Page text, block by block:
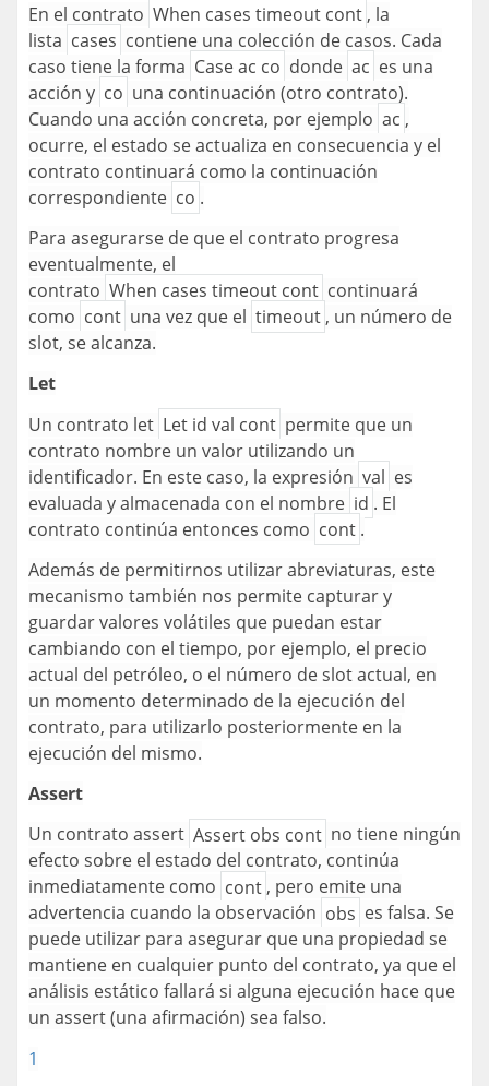
En el contrato When cases timeout cont , la
lista cases contiene una colección de casos. Cada
caso tiene la forma Case ac co donde ac es una
acción y co una continuación (otro contrato).
Cuando una acción concreta, por ejemplo ac ,
ocurre, el estado se actualiza en consecuencia y el
contrato continuará como la continuación
correspondiente co .
Para asegurarse de que el contrato progresa
eventualmente, el
contrato When cases timeout cont continuará
como cont una vez que el timeout , un número de
slot, se alcanza.
Let
Un contrato let Let id val cont permite que un
contrato nombre un valor utilizando un
identificador. En este caso, la expresión val es
evaluada y almacenada con el nombre id . El
contrato continúa entonces como cont .
Además de permitirnos utilizar abreviaturas, este
mecanismo también nos permite capturar y
guardar valores volátiles que puedan estar
cambiando con el tiempo, por ejemplo, el precio
actual del petróleo, o el número de slot actual, en
un momento determinado de la ejecución del
contrato, para utilizarlo posteriormente en la
ejecución del mismo.
Assert
Un contrato assert Assert obs cont no tiene ningún
efecto sobre el estado del contrato, continúa
inmediatamente como cont, pero emite una
advertencia cuando la observación obs es falsa. Se
puede utilizar para asegurar que una propiedad se
mantiene en cualquier punto del contrato, ya que el
análisis estático fallará si alguna ejecución hace que
un assert (una afirmación) sea falso.
1